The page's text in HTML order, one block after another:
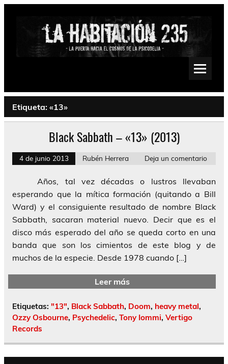
Saltar
Psychedelic, Stoner, Doom, Sludge, Fuzz, Space, Drone
Etiqueta: «13»
Black Sabbath – «13» (2013)
4 de junio 2013 Rubén Herrera Deja un comentario
Años, tal vez décadas o lustros llevaban
esperando que la mítica formación (quitando a Bill
Ward) y el consiguiente resultado de nombre Black
Sabbath, sacaran material nuevo. Decir que es el
disco más esperado del año se queda corto en una
banda que son los cimientos de este blog y de
muchos de la especie. Desde 1978 cuando […]
Leer más
Etiquetas: "13", Black Sabbath, Doom, heavy metal,
Ozzy Osbourne, Psychedelic, Tony Iommi, Vertigo
Records